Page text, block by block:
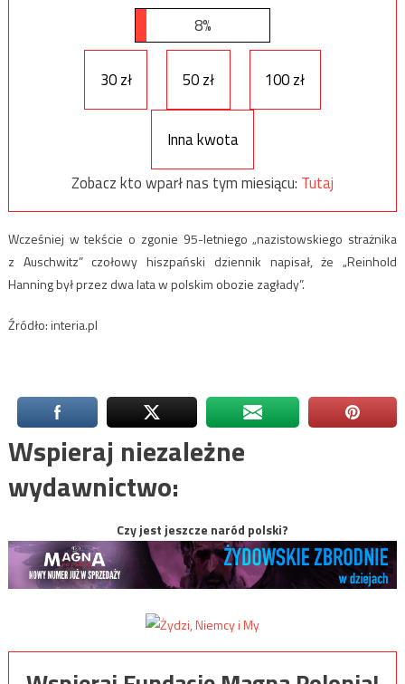
8%
30 zł 50 zł 100 zł
Inna kwota
Zobacz kto wparł nas tym miesiącu: Tutaj
Wcześniej w tekście o zgonie 95-letniego „nazistowskiego strażnika
z Auschwitz” czołowy hiszpański dziennik napisał, że „Reinhold
Hanning był przez dwa lata w polskim obozie zagłady”.
Źródło: interia.pl
Wspieraj niezależne
wydawnictwo:
Czy jest jeszcze naród polski?